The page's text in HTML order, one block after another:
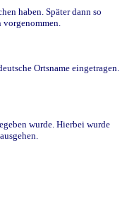
haben. Später dann so
Ortsname eingetragen.
wurde. Hierbei wurde